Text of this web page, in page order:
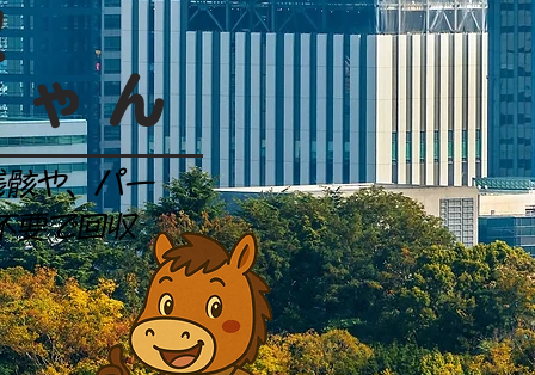
ゃん
や、パー
要で回収